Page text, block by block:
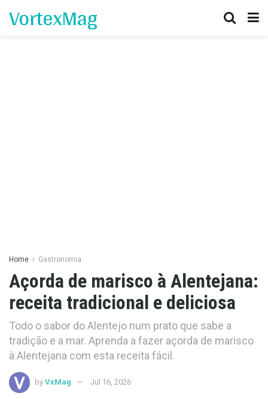
VortexMag
Home Gastronomia
Açorda de marisco à Alentejana:
receita tradicional e deliciosa
Todo o sabor do Alentejo num prato que sabe a
tradição e a mar. Aprenda a fazer açorda de marisco
à Alentejana com esta receita fácil.
by VxMag Jul 16, 2026